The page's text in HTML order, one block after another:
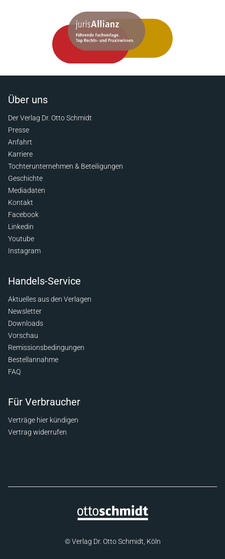
Über uns
Der Verlag Dr. Otto Schmidt
Presse
Anfahrt
Karriere
Tochterunternehmen & Beteiligungen
Geschichte
Mediadaten
Kontakt
Facebook
Linkedin
Youtube
Instagram
Handels-Service
Aktuelles aus den Verlagen
Newsletter
Downloads
Vorschau
Remissionsbedingungen
Bestellannahme
FAQ
Für Verbraucher
Verträge hier kündigen
Vertrag widerrufen
© Verlag Dr. Otto Schmidt, Köln